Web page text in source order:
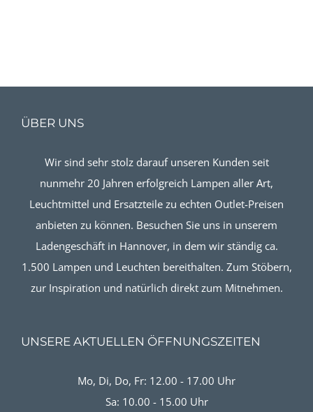
ÜBER UNS
Wir sind sehr stolz darauf unseren Kunden seit
nunmehr 20 Jahren erfolgreich Lampen aller Art,
Leuchtmittel und Ersatzteile zu echten Outlet-Preisen
anbieten zu können. Besuchen Sie uns in unserem
Ladengeschäft in Hannover, in dem wir ständig ca.
1.500 Lampen und Leuchten bereithalten. Zum Stöbern,
zur Inspiration und natürlich direkt zum Mitnehmen.
UNSERE AKTUELLEN ÖFFNUNGSZEITEN
Mo, Di, Do, Fr: 12.00 - 17.00 Uhr
Sa: 10.00 - 15.00 Uhr